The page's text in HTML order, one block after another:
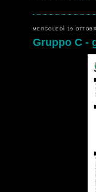
MERCOLEDÌ 19
Gruppo C -